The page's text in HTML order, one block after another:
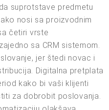
suprotstave predmetu
nosi sa proizvodnim
četiri vrste
sa CRM sistemom.
jer štedi novac i
Digitalna pretplata
kako bi vaši klijenti
za dobrobit poslovanja.